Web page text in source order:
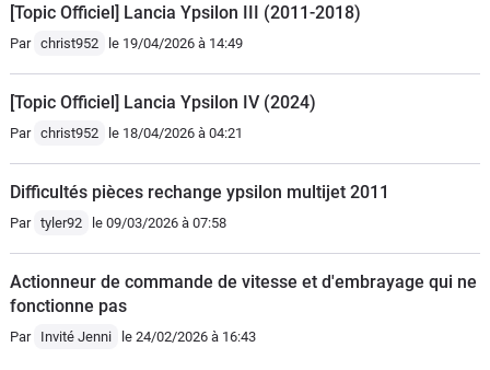
[Topic Officiel] Lancia Ypsilon III (2011-2018)
Par christ952 le 19/04/2026 à 14:49
[Topic Officiel] Lancia Ypsilon IV (2024)
Par christ952 le 18/04/2026 à 04:21
Difficultés pièces rechange ypsilon multijet 2011
Par tyler92 le 09/03/2026 à 07:58
Actionneur de commande de vitesse et d'embrayage qui ne
fonctionne pas
Par Invité Jenni le 24/02/2026 à 16:43